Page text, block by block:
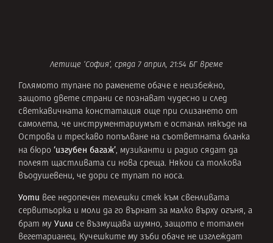
Летище ‘София’, сряда 7 април, 21:54 БГ време
Голямото тупане по раменете обаче е неизбежно,
защото двете страни се познават чудесно и след
светкавичната констатация още при слизането от
самолета, че инструментариумът е останал някъде на
Острова и трескаво попълване на съответната бланка
на бюро ‘изгубен багаж’, музиканти и радио сядат да
полеят щастливата си нова среща. Някои са толкова
въодушевени, че дори се тупат по носа.
Уоти вее недопечен телешки стек към свенливата
сервитьорка и моли да го върнат за малко върху огъня, а
брат му Уили се възмущава шумно, защото е тотален
вегетарианец. Кучешките му зъби обаче не изглеждат